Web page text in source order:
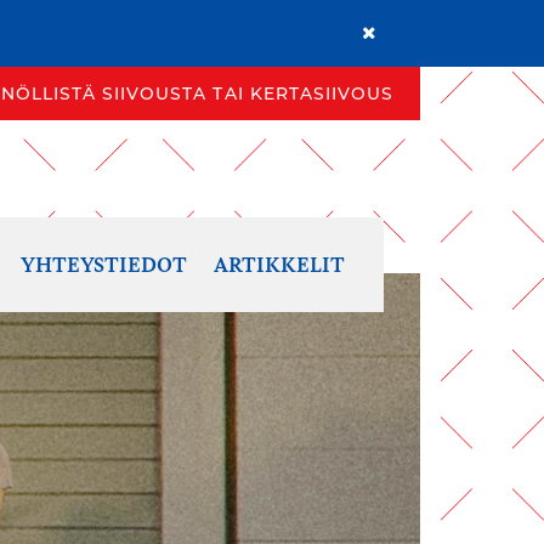
Sulje ilmoituspalkki
SIIVOUSTA TAI KERTASIIVOUS
SIIVOUSTA TAI KERTASIIVOUS
YHTEYSTIEDOT ARTIKKELIT